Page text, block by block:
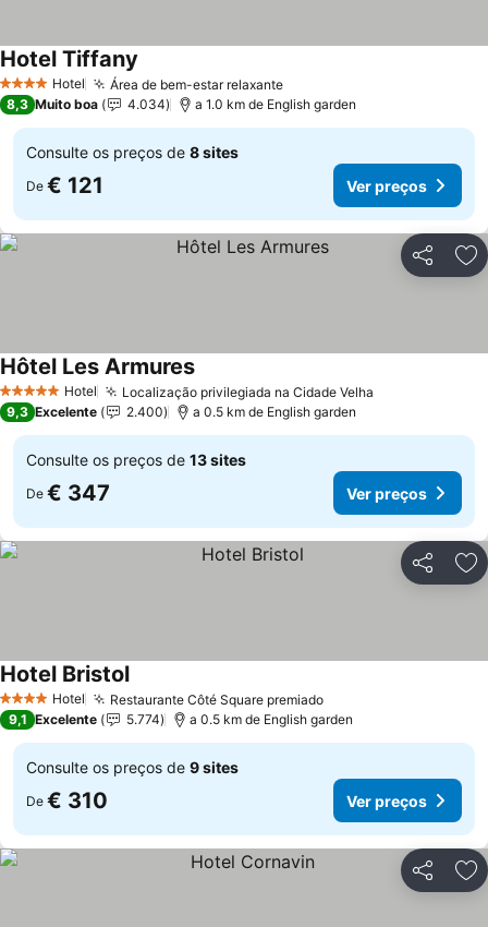
4 EstrelasHotel Área de bem-estar relaxanteVer preços
Hotel Tiffany
8,3 Muito boa 4.034 a 1.0 km de English garden
Consulte os preços de 8 sites
De € 121 Ver preços
Partilhar
5 Estrelas Hotel Localização privilegiada na Cidade Velha
Hôtel Les ArmuresVer preços
9,3 Excelente 2.400 a 0.5 km de English garden
Consulte os preços de 13 sites
De € 347 Ver preços
Partilhar
4 EstrelasHotel Restaurante Côté Square premiadoVer preços
Hotel BristolVer preços
9,1 Excelente 5.774 a 0.5 km de English garden
Consulte os preços de 9 sites
De € 310 Ver preços
Partilhar